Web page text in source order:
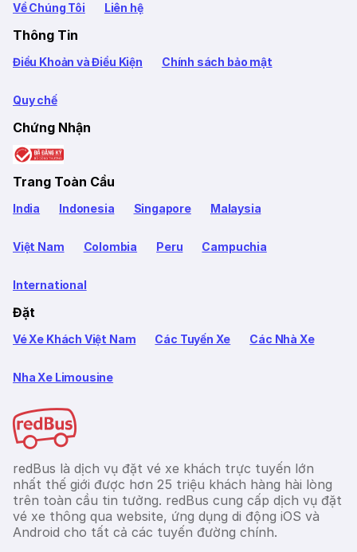
Về Chúng Tôi Liên hệ
Thông Tin
Điều Khoản và Điều Kiện Chính sách bảo mật
Quy chế
Chứng Nhận
Trang Toàn Cầu
India Indonesia Singapore Malaysia
Việt Nam Colombia Peru Campuchia
International
Đặt
Vé Xe Khách Việt Nam Các Tuyến Xe Các Nhà Xe
Nha Xe Limousine
redBus là dịch vụ đặt vé xe khách trực tuyến lớn
nhất thế giới được hơn 25 triệu khách hàng hài lòng
trên toàn cầu tin tưởng. redBus cung cấp dịch vụ đặt
vé xe thông qua website, ứng dụng di động iOS và
Android cho tất cả các tuyến đường chính.